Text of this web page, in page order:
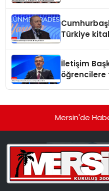
Türkiye
İletişim
öğrencilere
Mersin'de